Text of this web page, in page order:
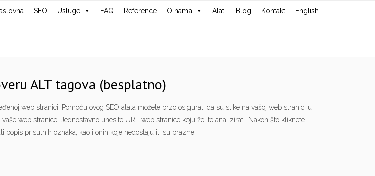
SEO Usluge FAQ Reference O nama Alati Blog Kontakt English
ALT tagova (besplatno)
web stranici. Pomoću ovog SEO alata možete brzo osigurati da su slike na vašoj web stranici u
web stranice. Jednostavno unesite URL web stranice koju želite analizirati. Nakon što kliknete
prisutnih oznaka, kao i onih koje nedostaju ili su prazne.